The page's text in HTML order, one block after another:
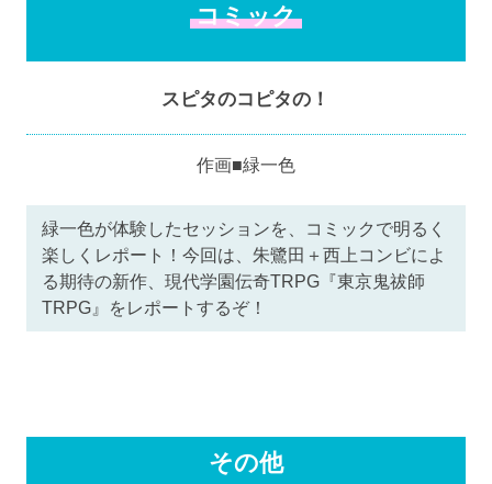
コミック
スピタのコピタの！
作画■緑一色
緑一色が体験したセッションを、コミックで明るく
楽しくレポート！今回は、朱鷺田＋西上コンビによ
る期待の新作、現代学園伝奇TRPG『東京鬼祓師
TRPG』をレポートするぞ！
その他